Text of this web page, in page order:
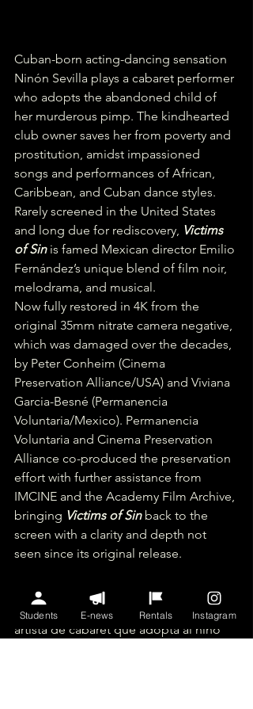
Cuban-born acting-dancing sensation
Ninón Sevilla plays a cabaret performer
who adopts the abandoned child of
her murderous pimp. The kindhearted
club owner saves her from poverty and
prostitution, amidst impassioned
songs and performances of African,
Caribbean, and Cuban dance styles.
Rarely screened in the United States
and long due for rediscovery, Victims
of Sin is famed Mexican director Emilio
Fernández’s unique blend of film noir,
melodrama, and musical.
Now fully restored in 4K from the
original 35mm nitrate camera negative,
which was damaged over the decades,
by Peter Conheim (Cinema
Preservation Alliance/USA) and Viviana
Garcia-Besné (Permanencia
Voluntaria/Mexico). Permanencia
Voluntaria and Cinema Preservation
Alliance co-produced the preservation
effort with further assistance from
IMCINE and the Academy Film Archive,
bringing Victims of Sin back to the
screen with a clarity and depth not
seen since its original release.
La diva del baile y la actuación nacida
en Cuba, Ninón Sevilla, interpreta a una
artista de cabaret que adopta al niño
Students E-news Rentals Instagram